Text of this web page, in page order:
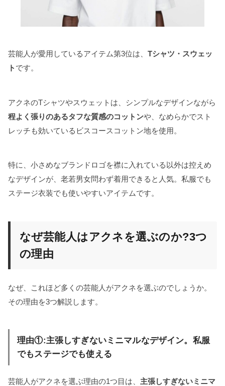
芸能人が愛用しているアイテム第3位は、 Tシャツ・スウェッ
ト です。
アクネのTシャツやスウェットは、シンプルなデザインながら
程よく張りのあるタフな質感のコットンや、なめらかでスト
レッチも効いているビスコースコットン地を使用。
特に、小さめなブランドロゴを襟に入れている以外は控えめ
なデザインが、老若男女問わず着用できると人気。私服でも
ステージ衣装でも使いやすいアイテムです。
なぜ芸能人はアクネを選ぶのか?3つ
の理由
なぜ、これほど多くの芸能人がアクネを選ぶのでしょうか。
その理由を3つ解説します。
理由①:主張しすぎないミニマルなデザイン。私服
でもステージでも使える
芸能人がアクネを選ぶ理由の1つ目は、 主張しすぎないミニマ